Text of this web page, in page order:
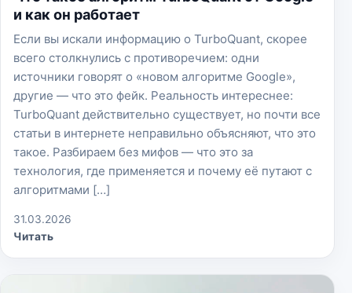
и как он работает
Если вы искали информацию о TurboQuant, скорее
всего столкнулись с противоречием: одни
источники говорят о «новом алгоритме Google»,
другие — что это фейк. Реальность интереснее:
TurboQuant действительно существует, но почти все
статьи в интернете неправильно объясняют, что это
такое. Разбираем без мифов — что это за
технология, где применяется и почему её путают с
алгоритмами […]
31.03.2026
Читать